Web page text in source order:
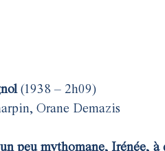
(1938 – 2h09)
Orane Demazis
peu mythomane, Irénée,